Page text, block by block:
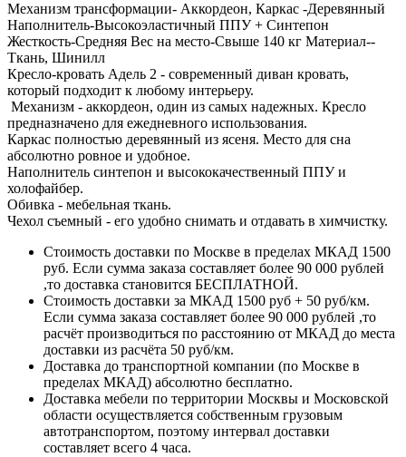
Механизм трансформации- Аккордеон, Каркас -Деревянный
Наполнитель-Высокоэластичный ППУ + Синтепон
Жесткость-Средняя Вес на место-Свыше 140 кг Материал--
Ткань, Шинилл
Кресло-кровать Адель 2 - современный диван кровать,
который подходит к любому интерьеру.
Механизм - аккордеон, один из самых надежных. Кресло
предназначено для ежедневного использования.
Каркас полностью деревянный из ясеня. Место для сна
абсолютно ровное и удобное.
Наполнитель синтепон и высококачественный ППУ и
холофайбер.
Обивка - мебельная ткань.
Чехол съемный - его удобно снимать и отдавать в химчистку.
Стоимость доставки по Москве в пределах МКАД 1500
руб. Если сумма заказа составляет более 90 000 рублей
,то доставка становится БЕСПЛАТНОЙ.
Стоимость доставки за МКАД 1500 руб + 50 руб/км.
Если сумма заказа составляет более 90 000 рублей ,то
расчёт производиться по расстоянию от МКАД до места
доставки из расчёта 50 руб/км.
Доставка до транспортной компании (по Москве в
пределах МКАД) абсолютно бесплатно.
Доставка мебели по территории Москвы и Московской
области осуществляется собственным грузовым
автотранспортом, поэтому интервал доставки
составляет всего 4 часа.